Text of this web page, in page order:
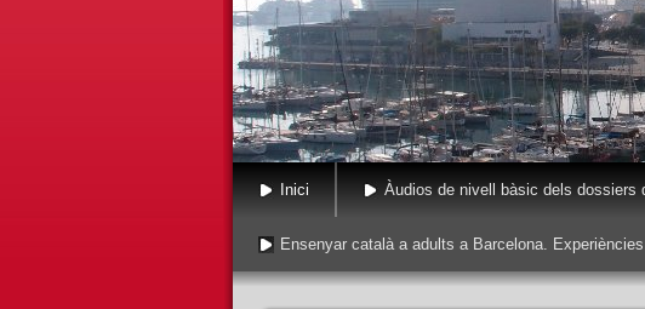
Inici Àudios de nivell bàsic dels dossiers
Ensenyar català a adults a Barcelona.